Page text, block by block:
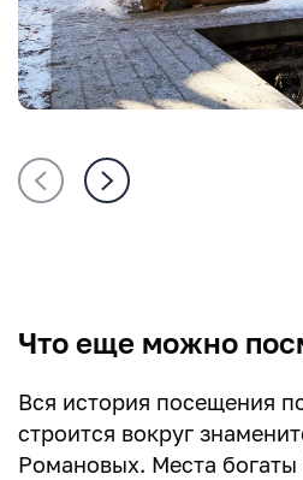
Что еще можно
Вся история посещения
строится вокруг
Романовых. Места